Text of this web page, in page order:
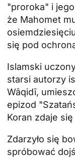
"proroka" i
że Mahomet
się pod
Islamski
starsi autorzy
Wāqidī,
epizod
Koran zdaje
Zdarzyło się
spróbować